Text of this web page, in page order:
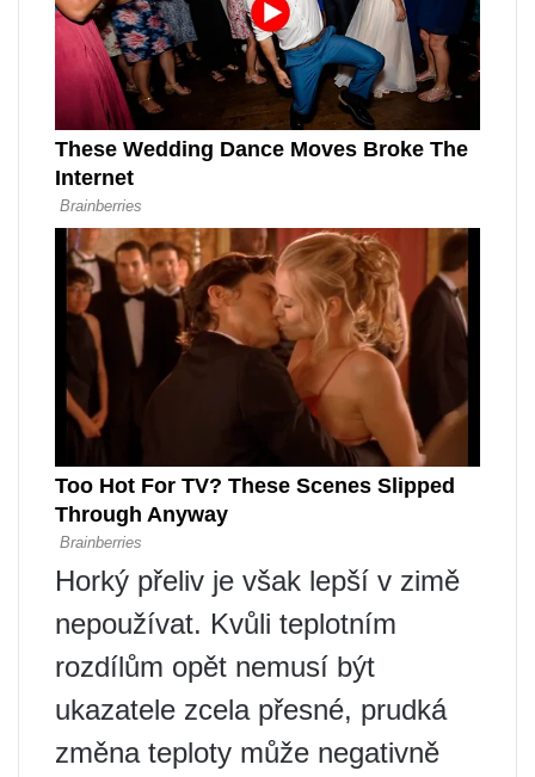
Horký přeliv je však lepší v zimě
nepoužívat. Kvůli teplotním
rozdílům opět nemusí být
ukazatele zcela přesné, prudká
změna teploty může negativně